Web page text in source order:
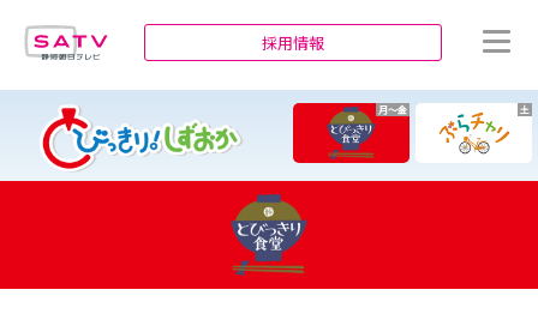
採用情報
月～金 土